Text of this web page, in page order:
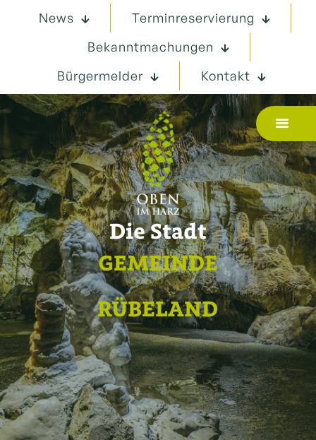
News
Terminreservierung
Bekanntmachungen
Bürgermelder
Kontakt
Die Stadt
GEMEINDE
RÜBELAND